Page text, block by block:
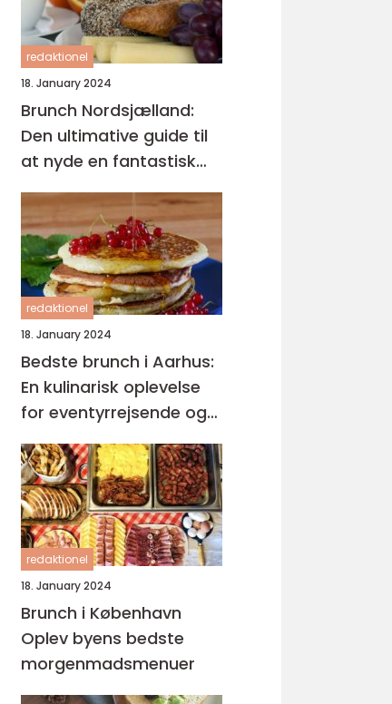
redaktionel
18. January 2024
Brunch Nordsjælland:
Den ultimative guide til
at nyde en fantastisk
morgenmad
redaktionel
18. January 2024
Bedste brunch i Aarhus:
En kulinarisk oplevelse
for eventyrrejsende og
backpackere
redaktionel
18. January 2024
Brunch i København
Oplev byens bedste
morgenmadsmenuer